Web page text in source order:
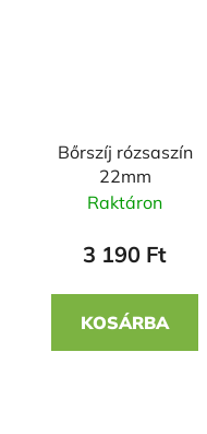
Bőrszíj rózsaszín
22mm
Raktáron
3 190 Ft
KOSÁRBA